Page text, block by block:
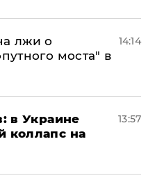
лжи о
моста" в
14:14
в Украине
коллапс на
13:57